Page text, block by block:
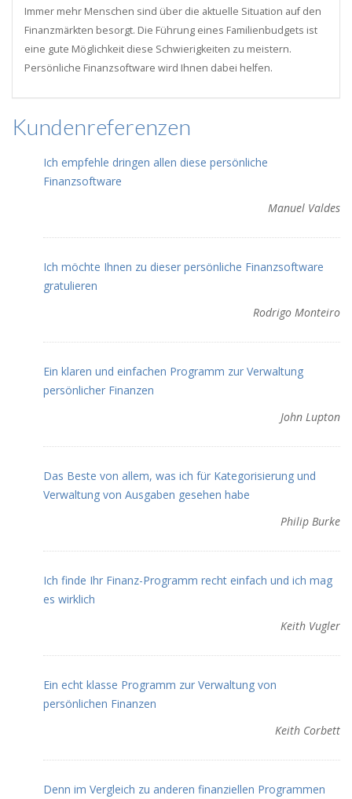
Immer mehr Menschen sind über die aktuelle Situation auf den
Finanzmärkten besorgt. Die Führung eines Familienbudgets ist
eine gute Möglichkeit diese Schwierigkeiten zu meistern.
Persönliche Finanzsoftware wird Ihnen dabei helfen.
Kundenreferenzen
Ich empfehle dringen allen diese persönliche
Finanzsoftware
Manuel Valdes
Ich möchte Ihnen zu dieser persönliche Finanzsoftware
gratulieren
Rodrigo Monteiro
Ein klaren und einfachen Programm zur Verwaltung
persönlicher Finanzen
John Lupton
Das Beste von allem, was ich für Kategorisierung und
Verwaltung von Ausgaben gesehen habe
Philip Burke
Ich finde Ihr Finanz-Programm recht einfach und ich mag
es wirklich
Keith Vugler
Ein echt klasse Programm zur Verwaltung von
persönlichen Finanzen
Keith Corbett
Denn im Vergleich zu anderen finanziellen Programmen